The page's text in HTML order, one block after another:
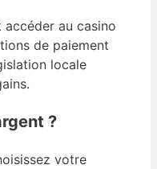
accéder au casino
de paiement
locale
?
votre